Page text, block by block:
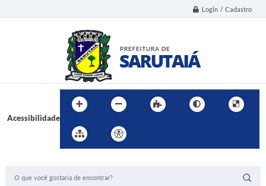
Login / Cadastro
Acessibilidade